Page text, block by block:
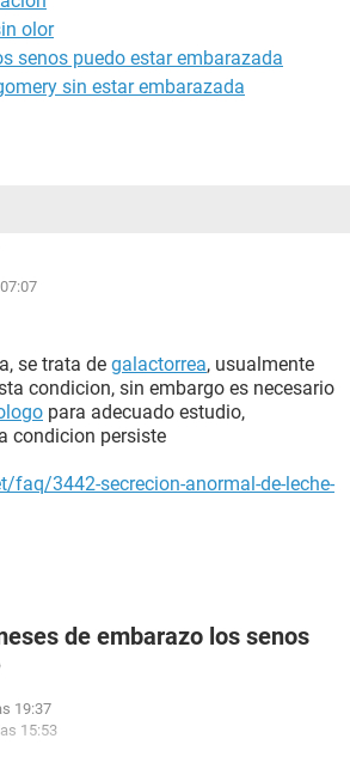
olor
senos puedo estar embarazada
sin estar embarazada
se trata de galactorrea, usualmente
condicion, sin embargo es necesario
para adecuado estudio,
condicion persiste
faq/3442-secrecion-anormal-de-leche-
de embarazo los senos
19:37
15:53